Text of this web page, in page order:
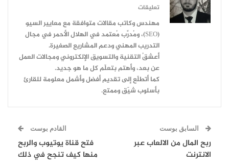
تعليقات
مهندس وكاتب مقالات متوافقة مع معايير السيو
(SEO)، ومُدرِّب مُعتمد في الهلال الأحمر في مجال
التدريب المهني ودعم المشاريع الصغيرة.
أعشقُ التقنية والتسويق الإلكتروني ومجالات العمل
عن بعد، وأهتم بتعلّم كل ما هو جديد.
كما أتطلّع إلى تقديم أفضل وأشمل معلومة للقارئ
بأسلوب شيّق وممتع.
السابق بوست
ربح المال من الالعاب عبر
الانترنت
القادم بوست
فتح قناة يوتيوب والربح
منها كيف تنجح في ذلك